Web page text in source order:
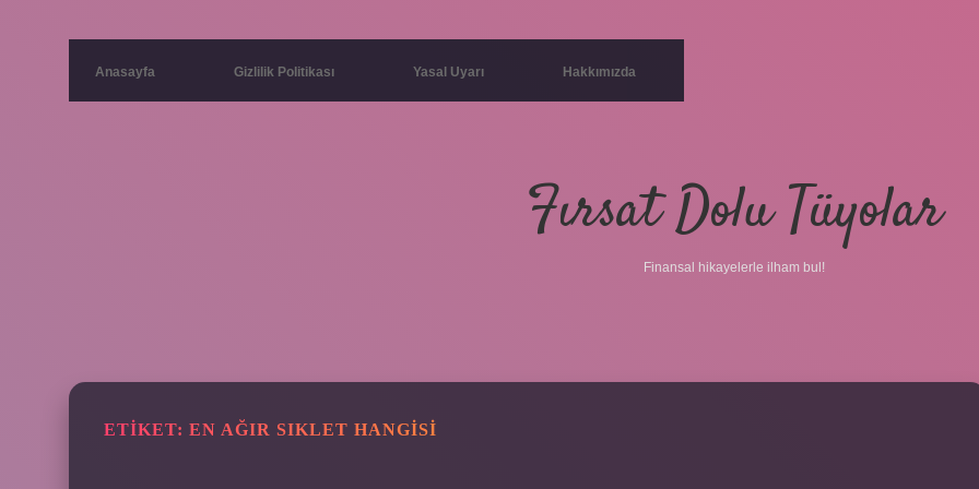
Anasayfa Gizlilik Politikası Yasal Uyarı Hakkımızda
Fırsat Dolu Tüyolar
Finansal hikayelerle ilham bul!
ETIKET: EN AĞIR SIKLET HANGISI